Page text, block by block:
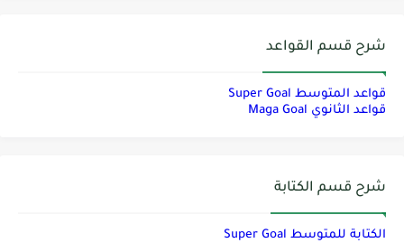
شرح قسم القواعد
قواعد المتوسط Super Goal
قواعد الثانوي Maga Goal
شرح قسم الكتابة
الكتابة للمتوسط Super Goal